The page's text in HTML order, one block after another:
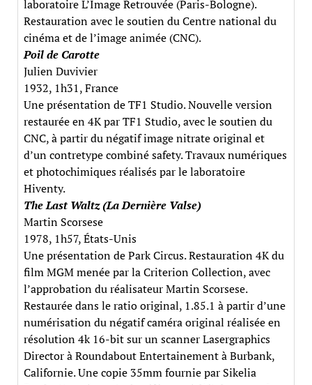
laboratoire L’Image Retrouvée (Paris-Bologne).
Restauration avec le soutien du Centre national du
cinéma et de l’image animée (CNC).
Poil de Carotte
Julien Duvivier
1932, 1h31, France
Une présentation de TF1 Studio. Nouvelle version
restaurée en 4K par TF1 Studio, avec le soutien du
CNC, à partir du négatif image nitrate original et
d’un contretype combiné safety. Travaux numériques
et photochimiques réalisés par le laboratoire
Hiventy.
The Last Waltz (La Dernière Valse)
Martin Scorsese
1978, 1h57, États-Unis
Une présentation de Park Circus. Restauration 4K du
film MGM menée par la Criterion Collection, avec
l’approbation du réalisateur Martin Scorsese.
Restaurée dans le ratio original, 1.85.1 à partir d’une
numérisation du négatif caméra original réalisée en
résolution 4k 16-bit sur un scanner Lasergraphics
Director à Roundabout Entertainement à Burbank,
Californie. Une copie 35mm fournie par Sikelia